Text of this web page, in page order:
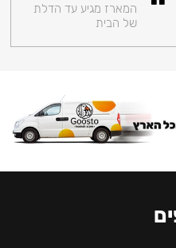
המארז מגיע עד הדלת
של הבית